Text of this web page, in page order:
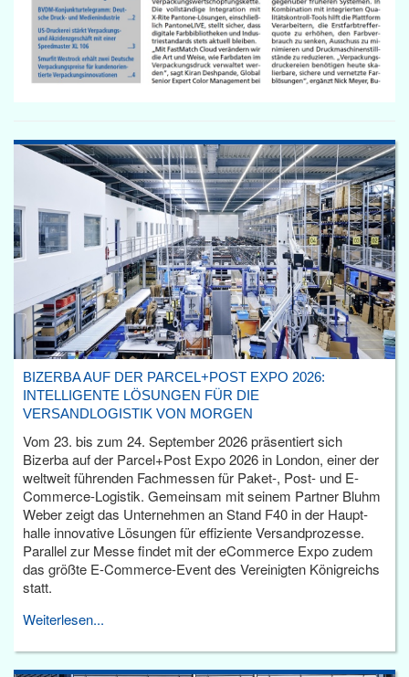
BIZERBA AUF DER PARCEL+POST EXPO 2026:
INTELLIGENTE LÖSUNGEN FÜR DIE
VERSANDLOGISTIK VON MORGEN
Vom 23. bis zum 24. September 2026 präsentiert sich
Bizerba auf der Parcel+Post Expo 2026 in London, einer der
weltweit führenden Fachmessen für Paket-, Post- und E-
Commerce-Logistik. Gemeinsam mit seinem Partner Bluhm
Weber zeigt das Unternehmen an Stand F40 in der Haupt­
halle innovative Lösungen für effiziente Versandprozesse.
Parallel zur Messe findet mit der eCommerce Expo zudem
das größte E-Commerce-Event des Vereinigten Königreichs
statt.
Weiterlesen...